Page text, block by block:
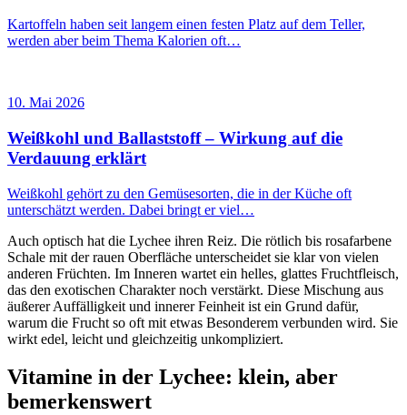
Kartoffeln haben seit langem einen festen Platz auf dem Teller,
werden aber beim Thema Kalorien oft…
10. Mai 2026
Weißkohl und Ballaststoff – Wirkung auf die
Verdauung erklärt
Weißkohl gehört zu den Gemüsesorten, die in der Küche oft
unterschätzt werden. Dabei bringt er viel…
Auch optisch hat die Lychee ihren Reiz. Die rötlich bis rosafarbene
Schale mit der rauen Oberfläche unterscheidet sie klar von vielen
anderen Früchten. Im Inneren wartet ein helles, glattes Fruchtfleisch,
das den exotischen Charakter noch verstärkt. Diese Mischung aus
äußerer Auffälligkeit und innerer Feinheit ist ein Grund dafür,
warum die Frucht so oft mit etwas Besonderem verbunden wird. Sie
wirkt edel, leicht und gleichzeitig unkompliziert.
Vitamine in der Lychee: klein, aber
bemerkenswert